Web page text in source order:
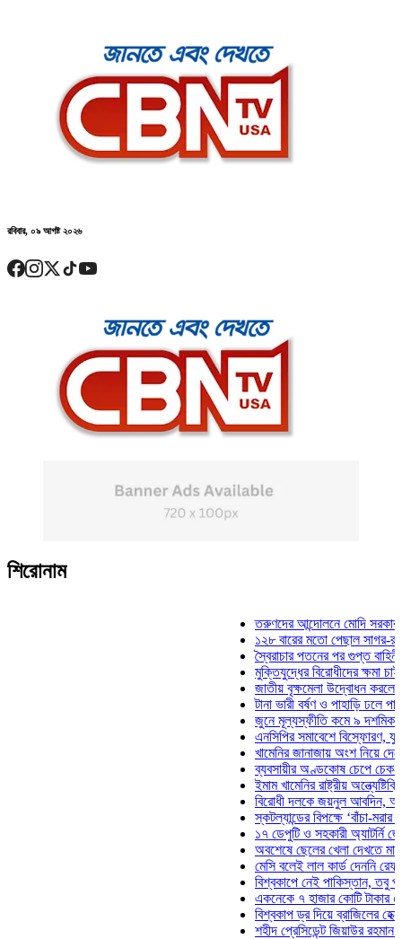
রবিবার, ০৯ আগষ্ট ২০২৬
শিরোনাম
তরুণদের আন্দোলনে মোদি সরকার দুর্বল
১২৮ বারের মতো পেছাল সাগর-রুনি
স্বৈরাচার পতনের পর গুপ্ত বাহিনীর
মুক্তিযুদ্ধের বিরোধীদের ক্ষমা চাইতে
জাতীয় বৃক্ষমেলা উদ্বোধন করলেন
টানা ভারী বর্ষণ ও পাহাড়ি ঢলে পানিবন্দি
জুনে মূল্যস্ফীতি কমে ৯ দশমিক ১৬
এনসিপির সমাবেশে বিস্ফোরণ,
খামেনির জানাজায় অংশ নিয়ে দেশে
ব্যবসায়ীর অণ্ডকোষ চেপে চেক-
ইমাম খামেনির রাষ্ট্রীয়
বিরোধী দলকে জয়নুল আবদিন, আপনারা
স্কটল্যান্ডের বিপক্ষে ‘বাঁচা-মরার
১৭ ডেপুটি ও সহকারী অ্যাটর্নি
অবশেষে ছেলের খেলা দেখতে মাঠে
মেসি বলেই লাল কার্ড দেননি রেফারি!
বিশ্বকাপে নেই পাকিস্তান, তবু
একনেকে ৭ হাজার কোটি টাকার ৫
বিশ্বকাপ ড্র দিয়ে ব্রাজিলের হেক্সা
শহীদ প্রেসিডেন্ট জিয়াউর রহমান